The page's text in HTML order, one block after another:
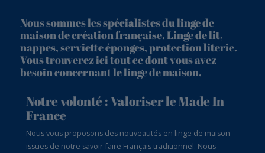
Nous sommes les spécialistes du linge de
maison de création française. Linge de lit,
nappes, serviette éponges, protection literie.
Vous trouverez ici tout ce dont vous avez
besoin concernant le linge de maison.
Notre volonté : Valoriser le Made In
France
Nous vous proposons des nouveautés en linge de maison
issues de notre savoir-faire Français traditionnel. Nous